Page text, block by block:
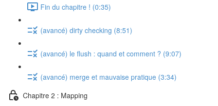
Fin du chapitre ! (0:35)
(avancé) dirty checking (8:51)
(avancé) le flush : quand et comment ? (9:07)
(avancé) merge et mauvaise pratique (3:34)
Chapitre 2 : Mapping